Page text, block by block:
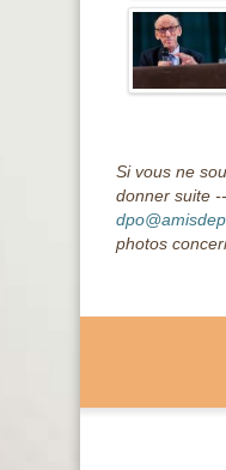
Si vous ne
donner suite
photos